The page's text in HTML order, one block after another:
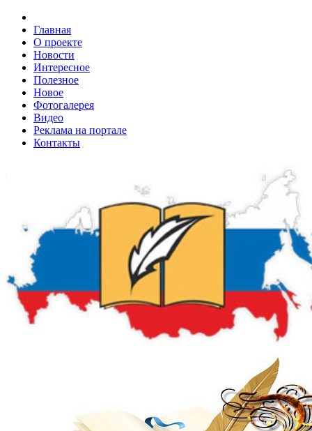
Главная
О проекте
Новости
Интересное
Полезное
Новое
Фотогалерея
Видео
Реклама на портале
Контакты